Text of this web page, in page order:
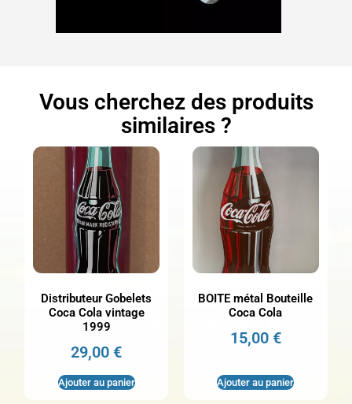
Vous cherchez des produits
similaires ?
Distributeur Gobelets
Coca Cola vintage
1999
29,00€
Ajouter au panier
BOITE métal Bouteille
Coca Cola
15,00 €
Ajouter au panier